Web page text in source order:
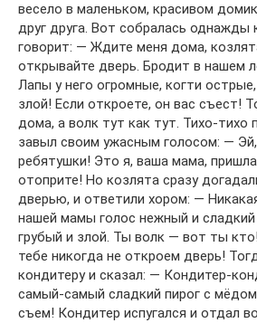
весело в маленьком, красивом
друг друга. Вот собралась однажды
говорит: — Ждите меня дома,
открывайте дверь. Бродит в нашем
Лапы у него огромные, когти
злой! Если откроете, он вас съест!
дома, а волк тут как тут. Тихо-тихо
завыл своим ужасным голосом: —
ребятушки! Это я, ваша мама,
отоприте! Но козлята сразу
дверью, и ответили хором: —
нашей мамы голос нежный и
грубый и злой. Ты волк — вот ты
тебе никогда не откроем дверь!
кондитеру и сказал: — Кондитер-
самый-самый сладкий пирог с
съем! Кондитер испугался и отдал